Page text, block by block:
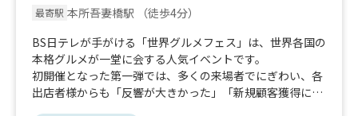
最寄駅 本所吾妻橋駅
（徒歩4分）
BS日テレが手がける「世界グルメフェス」は、世界各国の
本格グルメが一堂に会する人気イベントです。
初開催となった第一弾では、多くの来場者でにぎわい、各
出店者様からも「反響が大きかった」「新規顧客獲得につ